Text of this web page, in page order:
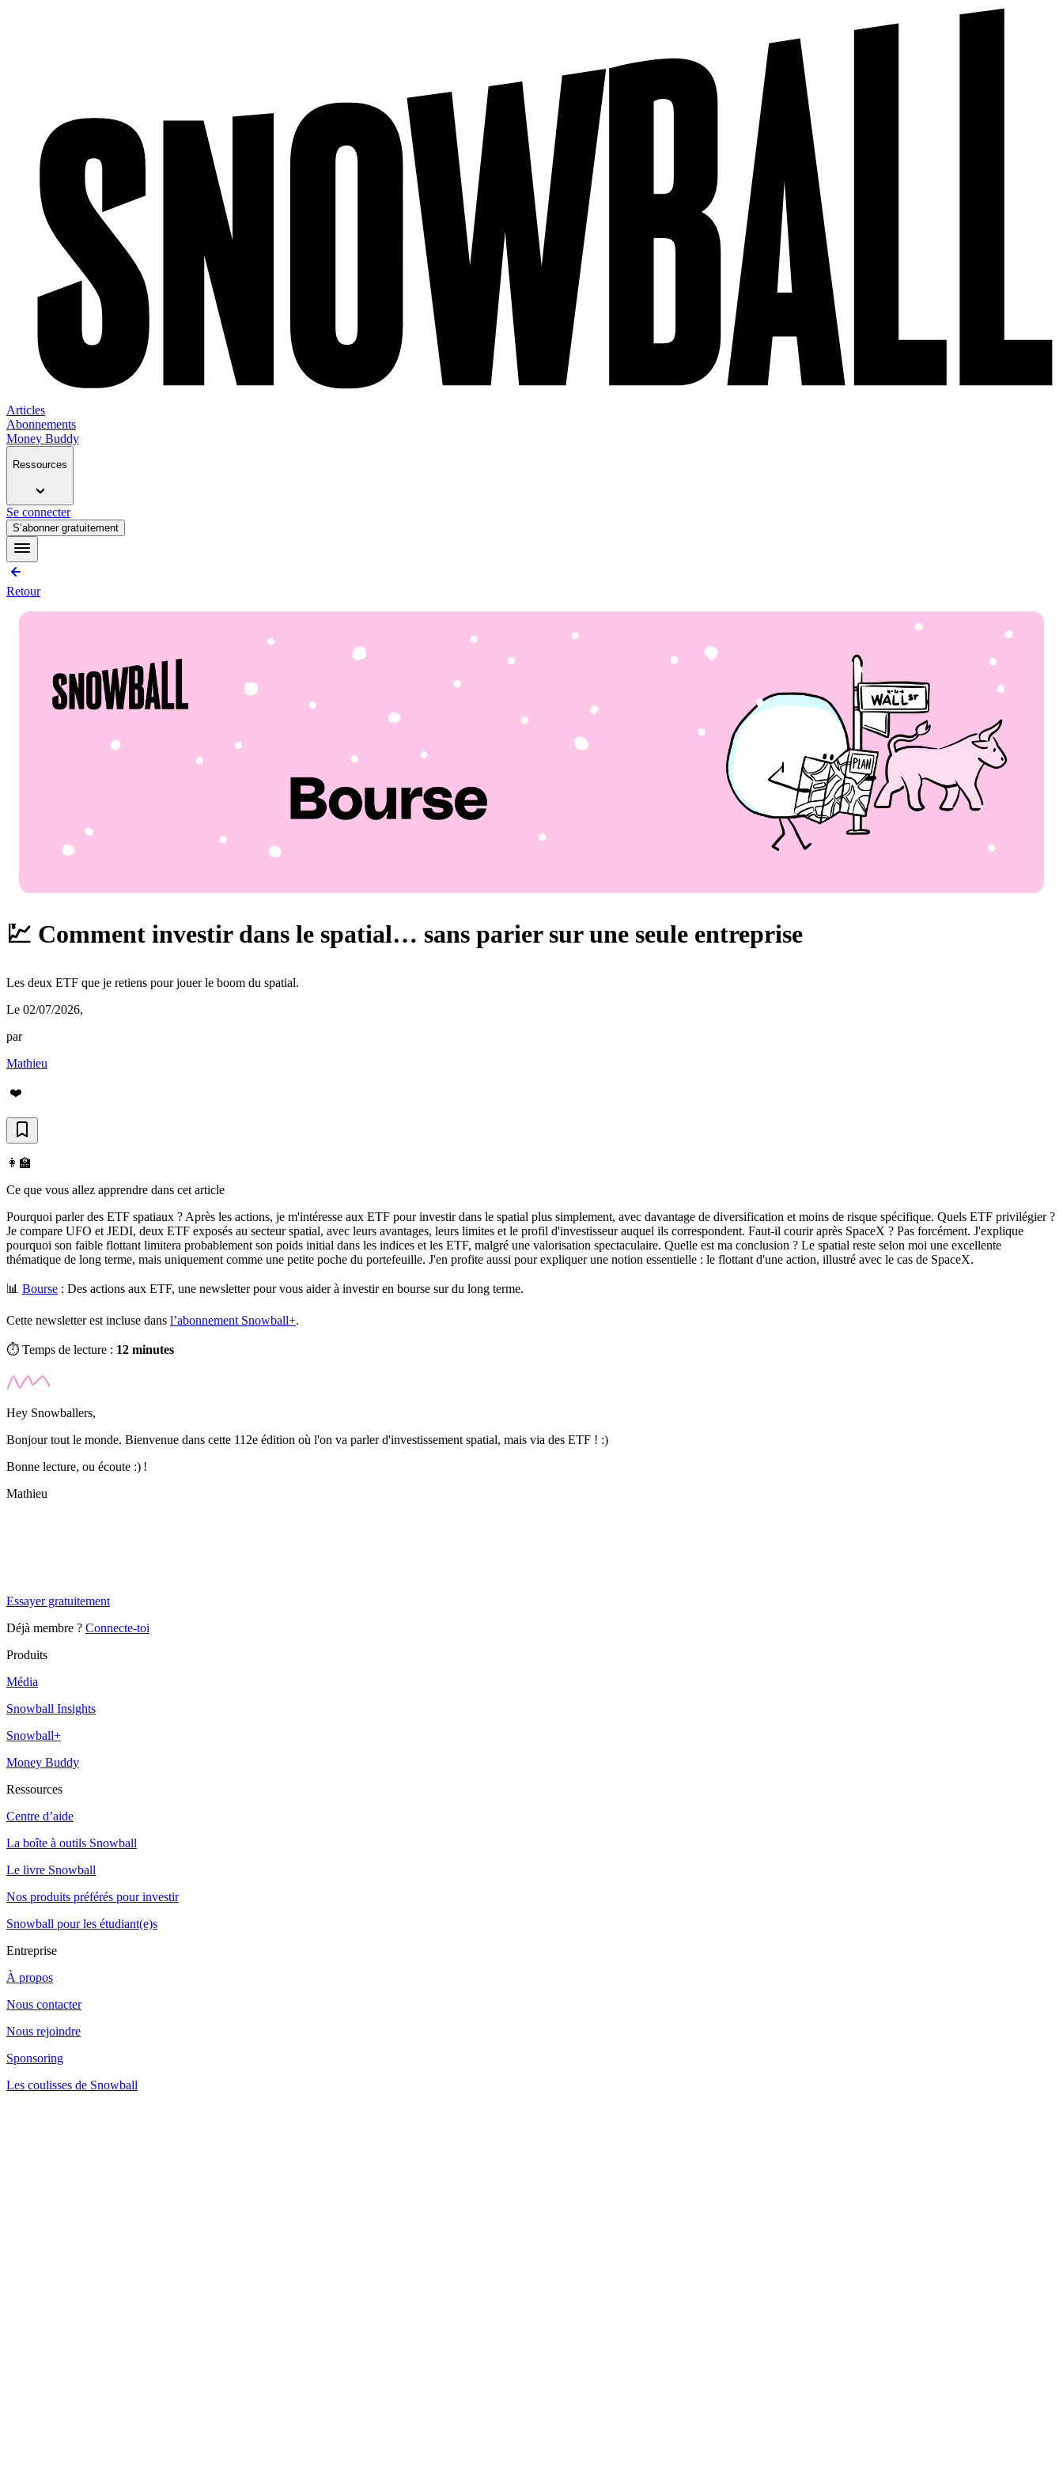
Articles
Abonnements
Money Buddy
Ressources
Se connecter
S’abonner gratuitement
Retour
💹 Comment investir dans le spatial… sans parier sur une seule entreprise
Les deux ETF que je retiens pour jouer le boom du spatial.
Le 02/07/2026,
par
Mathieu
❤️
👩‍🏫
Ce que vous allez apprendre dans cet article
Pourquoi parler des ETF spatiaux ? Après les actions, je m'intéresse aux ETF pour investir dans le spatial plus simplement, avec davantage de diversification et moins de risque spécifique. Quels ETF privilégier ?
Je compare UFO et JEDI, deux ETF exposés au secteur spatial, avec leurs avantages, leurs limites et le profil d'investisseur auquel ils correspondent. Faut-il courir après SpaceX ? Pas forcément. J'explique
pourquoi son faible flottant limitera probablement son poids initial dans les indices et les ETF, malgré une valorisation spectaculaire. Quelle est ma conclusion ? Le spatial reste selon moi une excellente
thématique de long terme, mais uniquement comme une petite poche du portefeuille. J'en profite aussi pour expliquer une notion essentielle : le flottant d'une action, illustré avec le cas de SpaceX.
📊 Bourse : Des actions aux ETF, une newsletter pour vous aider à investir en bourse sur du long terme.
Cette newsletter est incluse dans l’abonnement Snowball+.
⏱️ Temps de lecture : 12 minutes
Hey Snowballers,
Bonjour tout le monde. Bienvenue dans cette 112e édition où l'on va parler d'investissement spatial, mais via des ETF ! :)
Bonne lecture, ou écoute :) !
Mathieu
Essayer gratuitement
Déjà membre ? Connecte-toi
Produits
Média
Snowball Insights
Snowball+
Money Buddy
Ressources
Centre d’aide
La boîte à outils Snowball
Le livre Snowball
Nos produits préférés pour investir
Snowball pour les étudiant(e)s
Entreprise
À propos
Nous contacter
Nous rejoindre
Sponsoring
Les coulisses de Snowball